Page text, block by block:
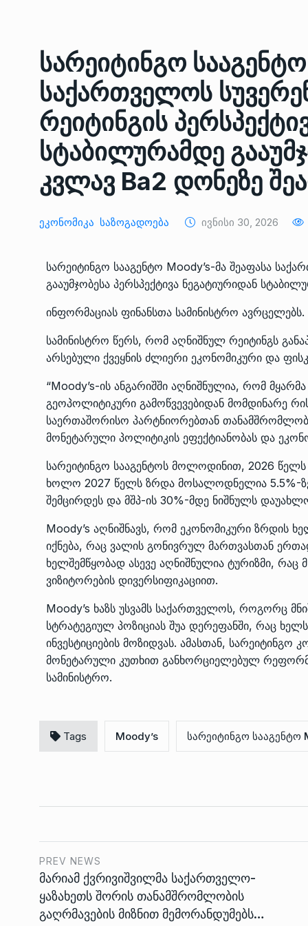
სარეიტინგო
საქართველოს
რეიტინგის
სტაბილურამდე
კვლავ Ba2 დონეზე
Ეკონომიკა Საზოგადოება Ივნისი 30, 2026
სარეიტინგო სააგენტო Moody’s-მა შეაფასა
გააუმჯობესა პერსპექტივა ნეგატიურიდან
ინფორმაციას ფინანსთა სამინისტრო ავრცელებს.
სამინისტრო წერს, რომ აღნიშნულ რეიტინგს
არსებული ქვეყნის ძლიერი ეკონომიკური და
“Moody’s-ის ანგარიშში აღნიშნულია, რომ
გეოპოლიტიკური გამოწვევებიდან მომდინარე
საერთაშორისო პარტნიორებთან
მონეტარული პოლიტიკის ეფექტიანობას და
სარეიტინგო სააგენტოს მოლოდინით, 2026
ხოლო 2027 წელს ზრდა მოსალოდნელია 5.5%-
შემცირდეს და მშპ-ის 30%-მდე ნიშნულს
Moody’s აღნიშნავს, რომ ეკონომიკური ზრდის
იქნება, რაც ვალის გონივრულ მართვასთან
ხელშემწყობად ასევე აღნიშნულია ტურიზმი, რაც
ვიზიტორების დივერსიფიკაციით.
Moody’s ხაზს უსვამს საქართველოს, როგორც
სტრატეგიულ პოზიციას შუა დერეფანში, რაც
ინვესტიციების მოზიდვას. ამასთან,
მონეტარული კუთხით განხორციელებულ
სამინისტრო.
Tags Moody’s სარეიტინგო სააგენტო
PREV NEWS
მარიამ ქვრივიშვილმა საქართველო-
ყაზახეთს შორის თანამშრომლობის
გაღრმავების მიზნით მემორანდუმებს…
8
საქართველოს
გენერალურმა
დერეფნის…
ᲔᲙᲝᲜᲝᲛᲘᲙᲐ 11/05/2022
9
თბილისის ზაქარია
სახელობის ოპერისა
ბალეტის…
ᲙᲣᲚᲢᲣᲠᲐ 13/05/2022
10
ბალეტის…
ᲙᲣᲚᲢᲣᲠᲐ 13/05/2022